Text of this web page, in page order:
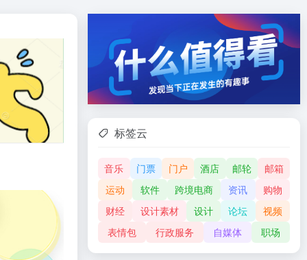
标签云
音乐 门票 门户 酒店 邮轮
邮箱
运动
软件 跨境电商 资讯
购物
财经
设计素材 设计 论坛
视频
表情包
行政服务 自媒体 职场